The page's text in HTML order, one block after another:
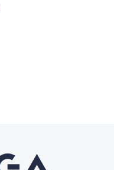
sur LinkedIn